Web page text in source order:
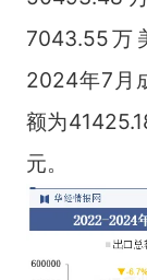
7043.55万
2024年7月
额为
元。